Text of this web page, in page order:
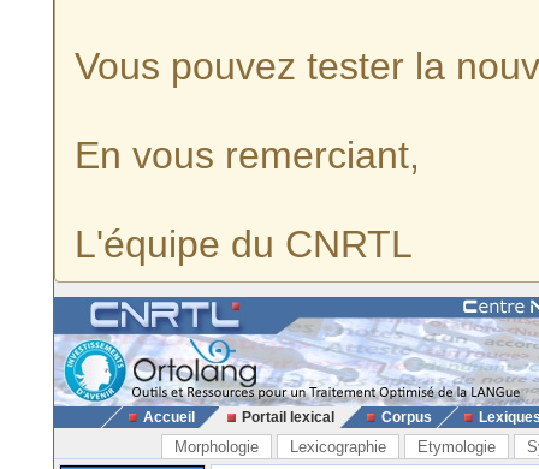
Vous pouvez tester la
En vous remerciant,
L'équipe du CNRTL
Accueil Portail lexical Corpus
Morphologie Lexicographie Etymologie